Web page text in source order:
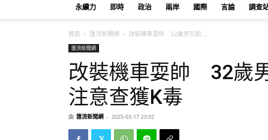
永續力 即時 政治 兩岸 國際 言論 調查
首頁 匯流新聞網 改裝機車耍帥 32歲男引起...
匯流新聞網
改裝機車耍帥 32歲
注意查獲K毒
由 匯流新聞網 - 2025-03-17 23:02